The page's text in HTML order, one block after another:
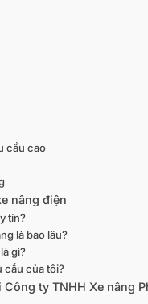
cầu cao
nâng điện
tín?
là bao lâu?
gì?
cầu của tôi?
ty TNHH Xe nâng